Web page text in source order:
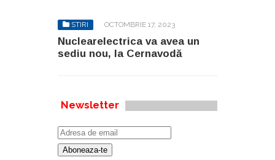
STIRI OCTOMBRIE 17, 2023
Nuclearelectrica va avea un
sediu nou, la Cernavodă
Newsletter